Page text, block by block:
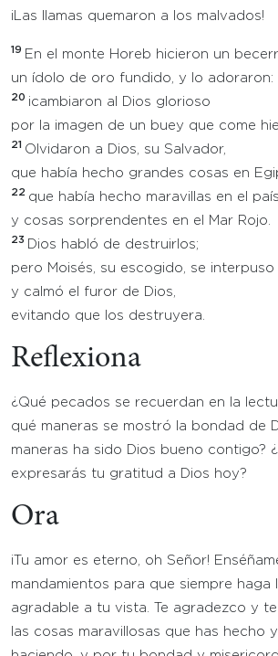
¡Las llamas quemaron a los malvados!
19 En el monte Horeb hicieron un
un ídolo de oro fundido, y lo adoraron:
20 ¡cambiaron al Dios glorioso
por la imagen de un buey que come
21 Olvidaron a Dios, su Salvador,
que había hecho grandes cosas en
22 que había hecho maravillas en el
y cosas sorprendentes en el Mar Rojo.
23
Dios habló de destruirlos;
pero Moisés, su escogido, se interpuso
y calmó el furor de Dios,
evitando que los destruyera.
Reflexiona
¿Qué pecados se recuerdan en la
qué maneras se mostró la bondad de
maneras ha sido Dios bueno contigo?
expresarás tu gratitud a Dios hoy?
Ora
¡Tu amor es eterno, oh Señor!
mandamientos para que siempre haga
agradable a tu vista. Te agradezco y
las cosas maravillosas que has hecho